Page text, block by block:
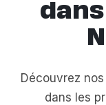
Découvrez
dans les